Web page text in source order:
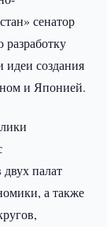
сенатор
идеи создания
и Японией.
палат
а также